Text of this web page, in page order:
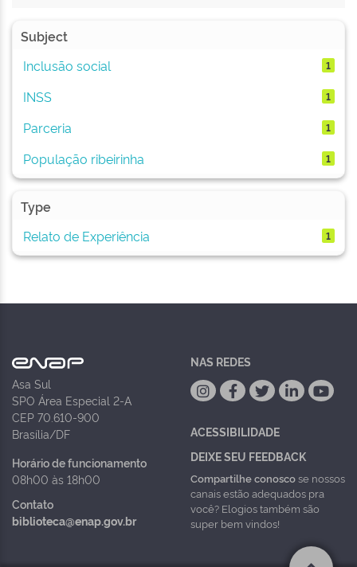
Subject
Inclusão social
1
INSS 1
Parceria 1
População ribeirinha 1
Type
Relato de Experiência
1
Asa Sul
SPO Área Especial 2-A
CEP 70.610-900
Brasília/DF
Horário de funcionamento
08h00 às 18h00
Contato
biblioteca@enap.gov.br
NAS REDES
ACESSIBILIDADE
DEIXE SEU FEEDBACK
Compartilhe conoscose nossos
canais estão adequados pra
você? Elogios também são
super bem vindos!